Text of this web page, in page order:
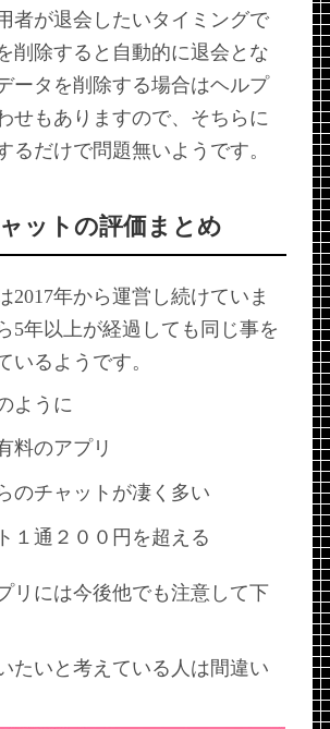
者が退会したいタイミングで
削除すると自動的に退会とな
ータを削除する場合はヘルプ
せもありますので、そちらに
るだけで問題無いようです。
ットの評価まとめ
2017年から運営し続けていま
5年以上が経過しても同じ事を
いるようです。
ように
料のアプリ
のチャットが凄く多い
１通２００円を超える
リには今後他でも注意して下
たいと考えている人は間違い